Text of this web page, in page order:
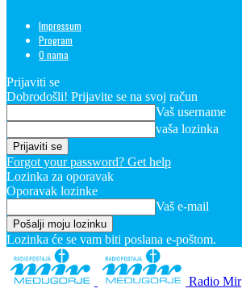
Impressum
Program
O nama
Prijaviti se
Dobrodošli! Prijavite se na svoj račun
Vaš username
vaša lozinka
Forgot your password? Get help
Lozinka za oporavak
Oporavak lozinke
Vaš e-mail
Lozinka će se vam biti poslana e-poštom.
Radio Mir